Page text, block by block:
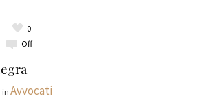
Off
0
inAvvocati